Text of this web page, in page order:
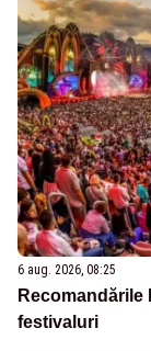
6 aug. 2026, 08:25
festivaluri